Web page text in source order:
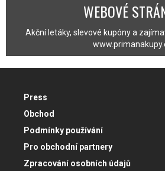
WEBOVÉ
Akční letáky, slevové kupóny a
Press
Obchod
Podmínky používání
Pro obchodní partnery
Zpracování osobních údajů